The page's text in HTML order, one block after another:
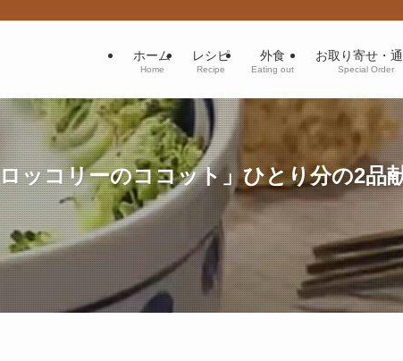
ホーム
Home
レシピ
Recipe
外食
Eating out
お取り寄せ・
Special Order
ッコリーのココット」ひとり分の2品